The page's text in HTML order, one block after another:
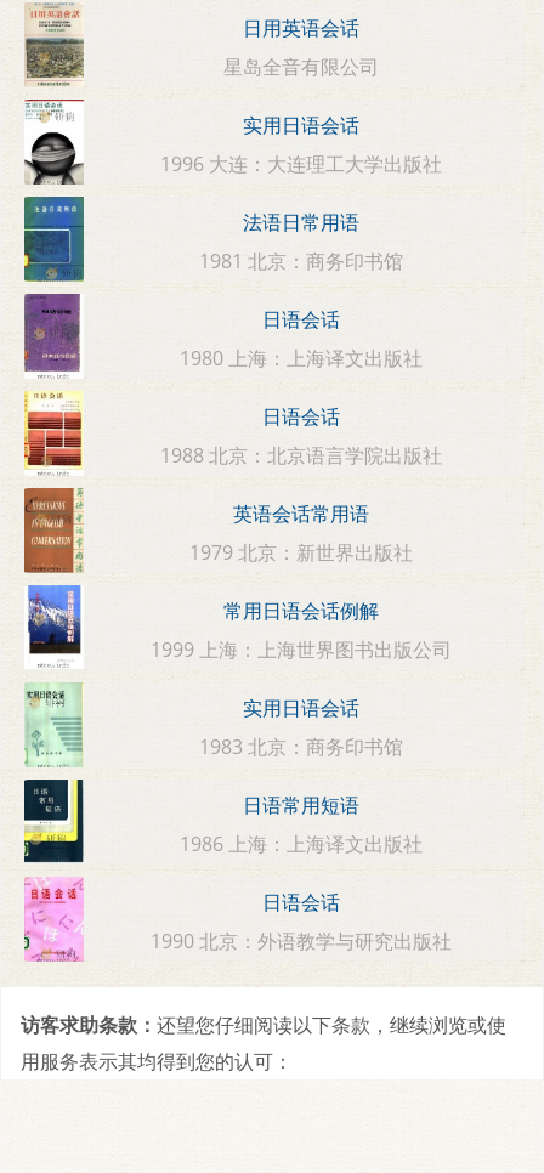
日用英语会话
星岛全音有限公司
实用日语会话
1996 大连：大连理工大学出版社
法语日常用语
1981 北京：商务印书馆
日语会话
1980 上海：上海译文出版社
日语会话
1988 北京：北京语言学院出版社
英语会话常用语
1979 北京：新世界出版社
常用日语会话例解
1999 上海：上海世界图书出版公司
实用日语会话
1983 北京：商务印书馆
日语常用短语
1986 上海：上海译文出版社
日语会话
1990 北京：外语教学与研究出版社
访客求助条款： 还望您仔细阅读以下条款，继续浏览或使
用服务表示其均得到您的认可：